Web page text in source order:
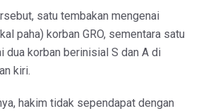
satu tembakan mengenai
paha) korban GRO, sementara satu
dua korban berinisial S dan A di
kiri.
hakim tidak sependapat dengan